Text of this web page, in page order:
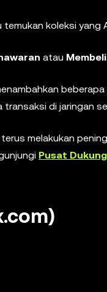
koleksi yang
atau Membeli
di jaringan
melakukan
Pusat